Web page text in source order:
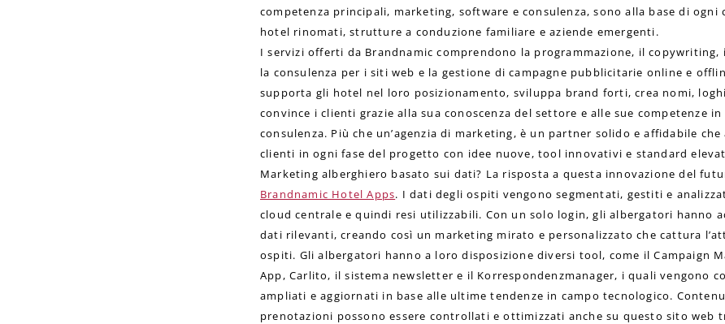
competenza principali, marketing, software e consulenza, sono alla base di ogni
hotel rinomati, strutture a conduzione familiare e aziende emergenti.
I servizi offerti da Brandnamic comprendono la programmazione, il copywriting,
la consulenza per i siti web e la gestione di campagne pubblicitarie online e
supporta gli hotel nel loro posizionamento, sviluppa brand forti, crea nomi,
convince i clienti grazie alla sua conoscenza del settore e alle sue competenze
consulenza. Più che un’agenzia di marketing, è un partner solido e affidabile che
clienti in ogni fase del progetto con idee nuove, tool innovativi e standard
Marketing alberghiero basato sui dati? La risposta a questa innovazione del
Brandnamic Hotel Apps. I dati degli ospiti vengono segmentati, gestiti e
cloud centrale e quindi resi utilizzabili. Con un solo login, gli albergatori hanno
dati rilevanti, creando così un marketing mirato e personalizzato che cattura
ospiti. Gli albergatori hanno a loro disposizione diversi tool, come il Campaign
App, Carlito, il sistema newsletter e il Korrespondenzmanager, i quali vengono
ampliati e aggiornati in base alle ultime tendenze in campo tecnologico.
prenotazioni possono essere controllati e ottimizzati anche su questo sito web